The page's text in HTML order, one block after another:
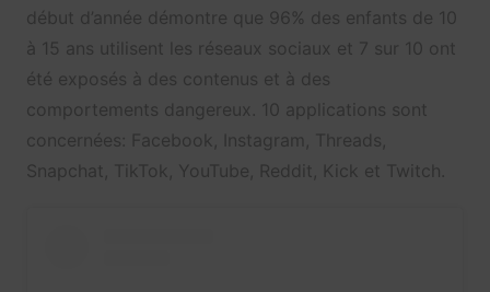
début d’année démontre que 96% des enfants de 10
à 15 ans utilisent les réseaux sociaux et 7 sur 10 ont
été exposés à des contenus et à des
comportements dangereux. 10 applications sont
concernées: Facebook, Instagram, Threads,
Snapchat, TikTok, YouTube, Reddit, Kick et Twitch.